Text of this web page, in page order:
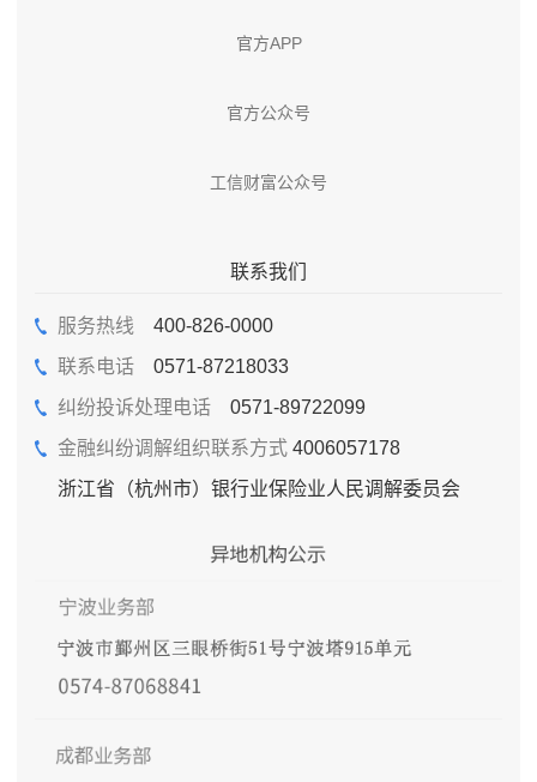
官方APP
官方公众号
工信财富公众号
联系我们
服务热线 400-826-0000
联系电话0571-87218033
纠纷投诉处理电话0571-89722099
金融纠纷调解组织联系方式4006057178
浙江省（杭州市）银行业保险业人民调解委员会